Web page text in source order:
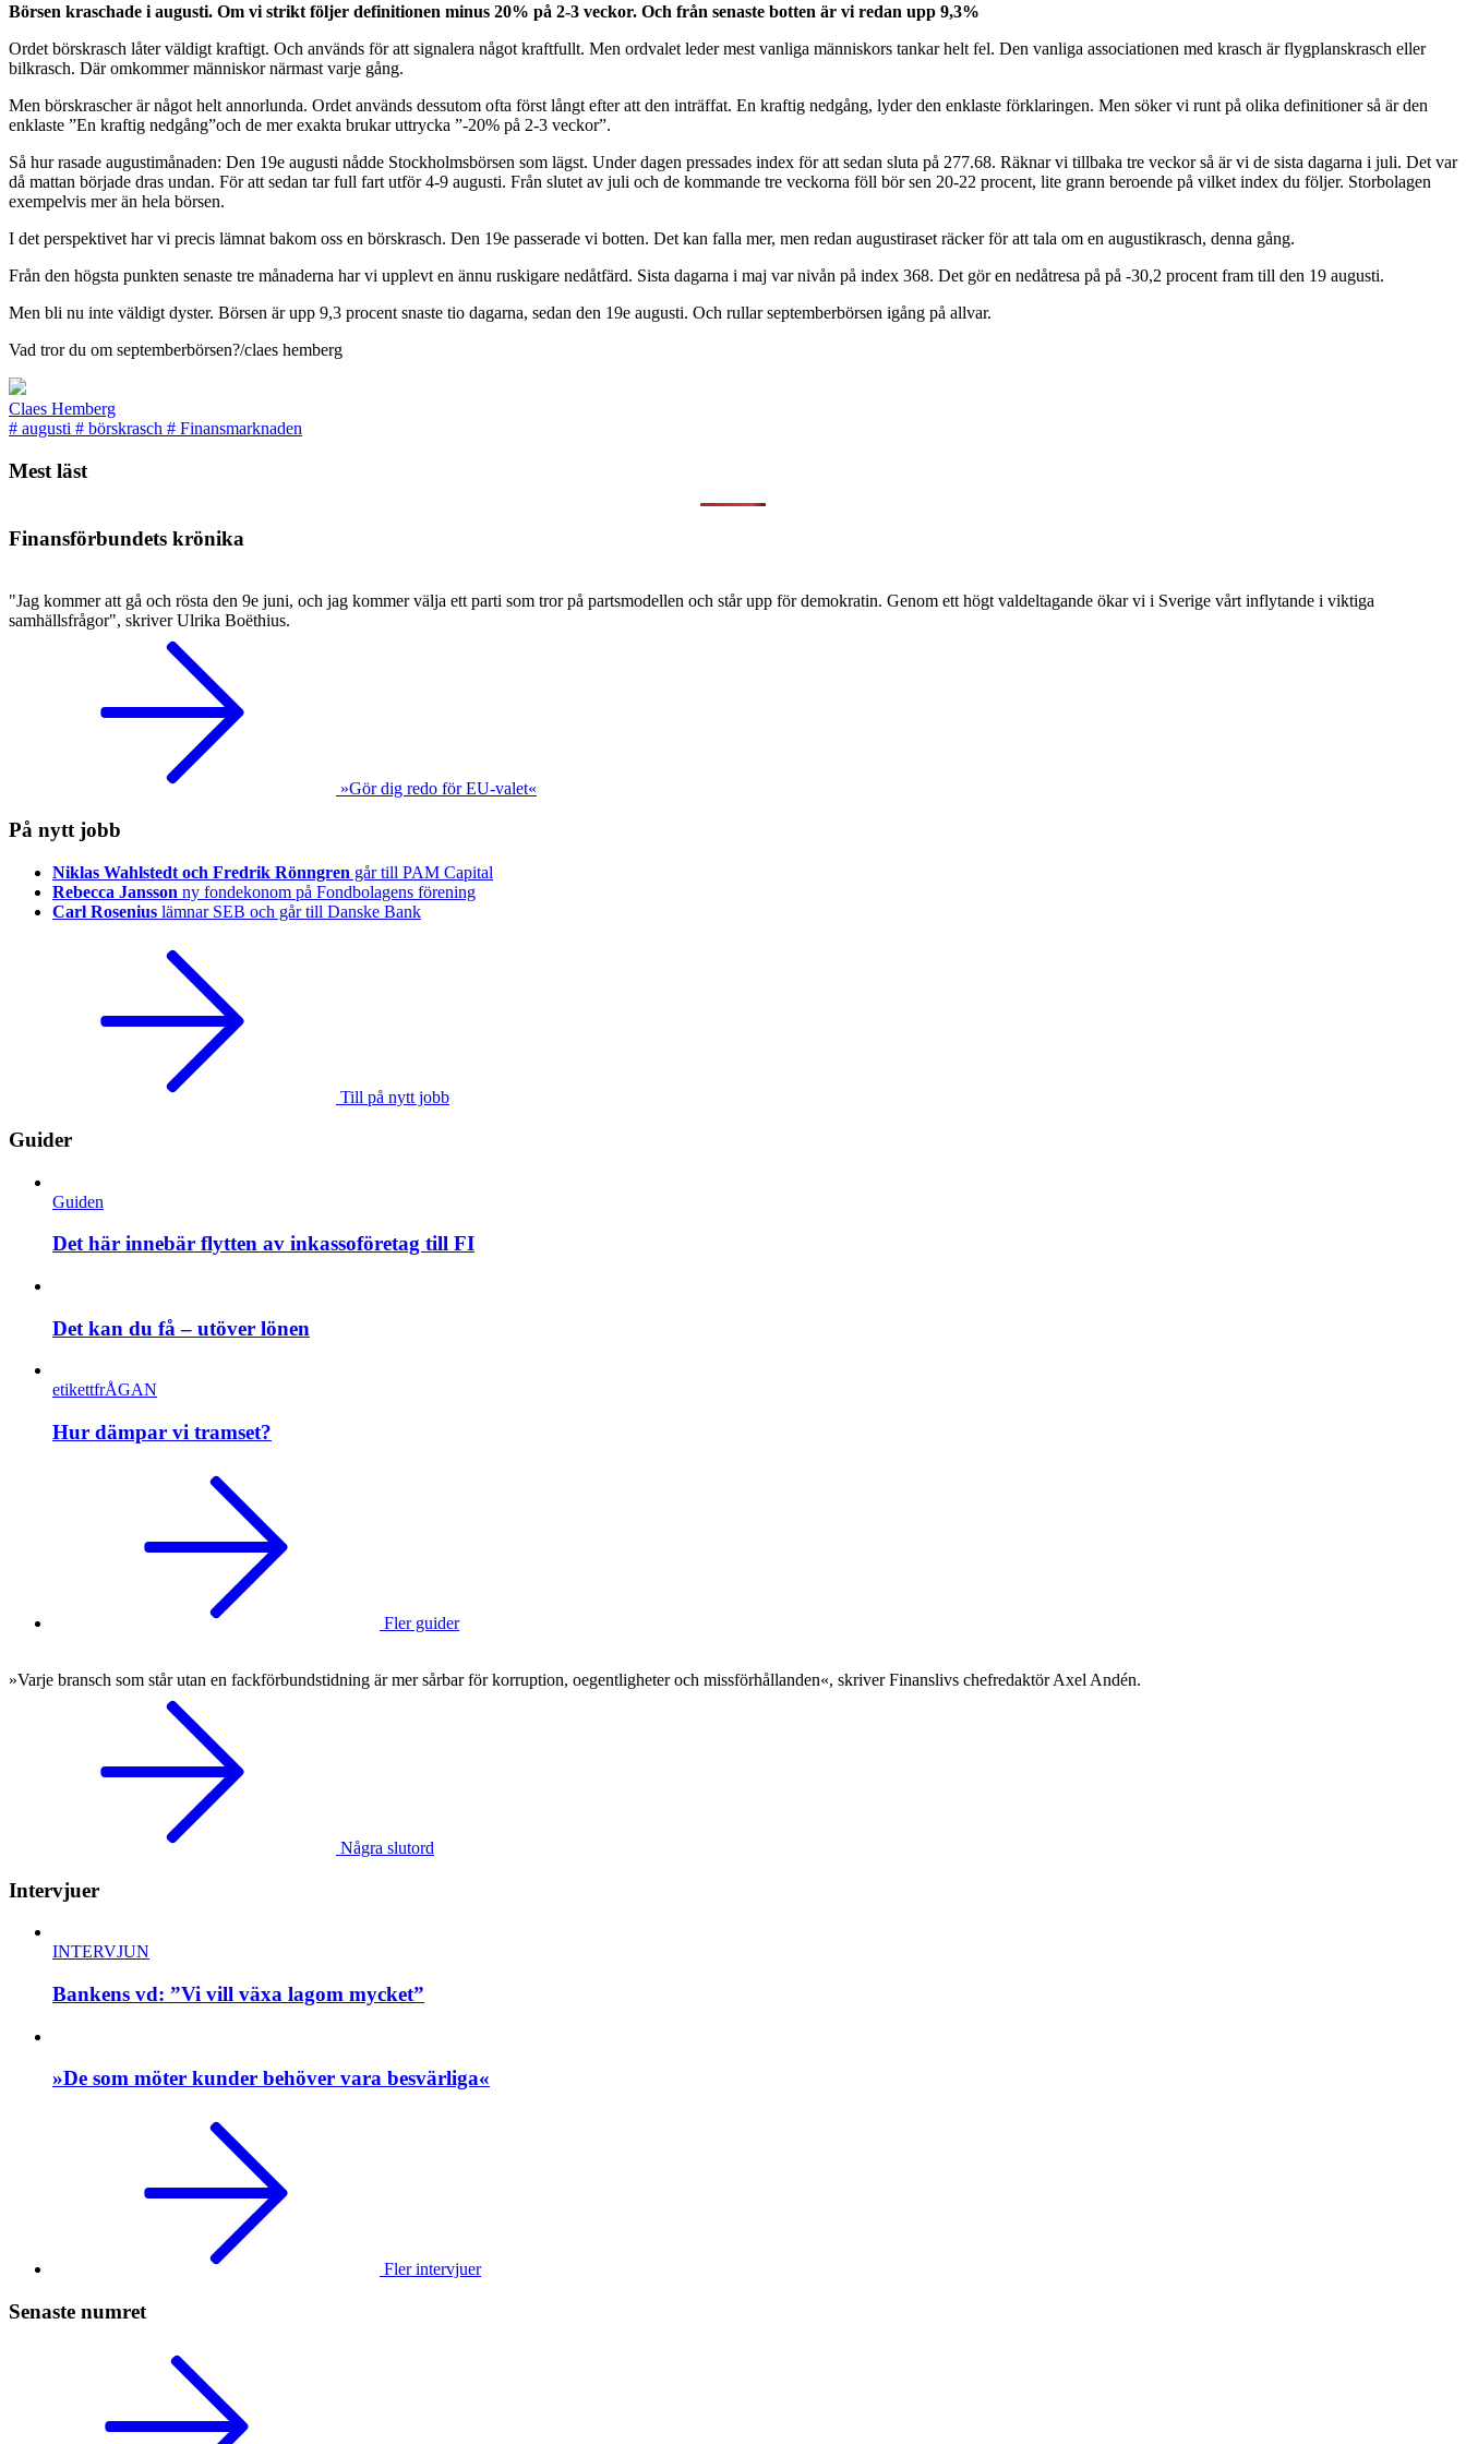
Börsen kraschade i augusti. Om vi strikt följer definitionen minus 20% på 2-3 veckor. Och från senaste botten är vi redan upp 9,3%
Ordet börskrasch låter väldigt kraftigt. Och används för att signalera något kraftfullt. Men ordvalet leder mest vanliga människors tankar helt fel. Den vanliga associationen med krasch är flygplanskrasch eller
bilkrasch. Där omkommer människor närmast varje gång.
Men börskrascher är något helt annorlunda. Ordet används dessutom ofta först långt efter att den inträffat. En kraftig nedgång, lyder den enklaste förklaringen. Men söker vi runt på olika definitioner så är den
enklaste ”En kraftig nedgång”och de mer exakta brukar uttrycka ”-20% på 2-3 veckor”.
Så hur rasade augustimånaden: Den 19e augusti nådde Stockholmsbörsen som lägst. Under dagen pressades index för att sedan sluta på 277.68. Räknar vi tillbaka tre veckor så är vi de sista dagarna i juli. Det var
då mattan började dras undan. För att sedan tar full fart utför 4-9 augusti. Från slutet av juli och de kommande tre veckorna föll bör sen 20-22 procent, lite grann beroende på vilket index du följer. Storbolagen
exempelvis mer än hela börsen.
I det perspektivet har vi precis lämnat bakom oss en börskrasch. Den 19e passerade vi botten. Det kan falla mer, men redan augustiraset räcker för att tala om en augustikrasch, denna gång.
Från den högsta punkten senaste tre månaderna har vi upplevt en ännu ruskigare nedåtfärd. Sista dagarna i maj var nivån på index 368. Det gör en nedåtresa på på -30,2 procent fram till den 19 augusti.
Men bli nu inte väldigt dyster. Börsen är upp 9,3 procent snaste tio dagarna, sedan den 19e augusti. Och rullar septemberbörsen igång på allvar.
Vad tror du om septemberbörsen?/claes hemberg
Claes Hemberg
# augusti # börskrasch # Finansmarknaden
Mest läst
Finansförbundets krönika
"Jag kommer att gå och rösta den 9e juni, och jag kommer välja ett parti som tror på partsmodellen och står upp för demokratin. Genom ett högt valdeltagande ökar vi i Sverige vårt inflytande i viktiga
samhällsfrågor", skriver Ulrika Boëthius.
»Gör dig redo för EU-valet«
På nytt jobb
Niklas Wahlstedt och Fredrik Rönngren går till PAM Capital
Rebecca Jansson ny fondekonom på Fondbolagens förening
Carl Rosenius lämnar SEB och går till Danske Bank
Till på nytt jobb
Guider
Guiden
Det här innebär flytten av inkassoföretag till FI
Det kan du få – utöver lönen
etikettfrÅGAN
Hur dämpar vi tramset?
Fler guider
»Varje bransch som står utan en fackförbundstidning är mer sårbar för korruption, oegentligheter och missförhållanden«, skriver Finanslivs chefredaktör Axel Andén.
Några slutord
Intervjuer
INTERVJUN
Bankens vd: ”Vi vill växa lagom mycket”
»De som möter kunder behöver vara besvärliga«
Fler intervjuer
Senaste numret